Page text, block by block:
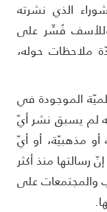
الذي نشرته
فُسِّر على
حوله،
في
يسبق نشر أيّ
أو أيّ
منذ أكثر
على